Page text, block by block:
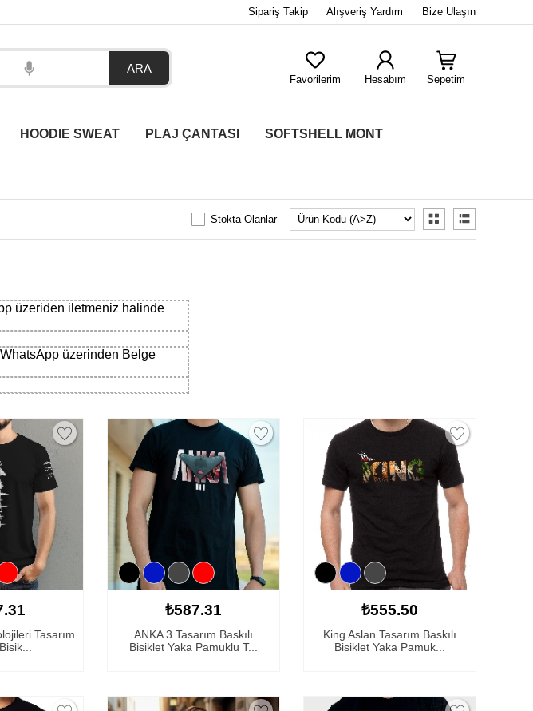
Sipariş Takip Alışveriş Yardım Bize Ulaşın
Favorilerim Hesabım Sepetim
HOODIE SWEAT PLAJ ÇANTASI SOFTSHELL MONT
Stokta Olanlar
üzeriden iletmeniz halinde
üzerinden Belge
Tasarım
₺587.31
ANKA 3 Tasarım Baskılı
Bisiklet Yaka Pamuklu T...
₺555.50
King Aslan Tasarım Baskılı
Bisiklet Yaka Pamuk...